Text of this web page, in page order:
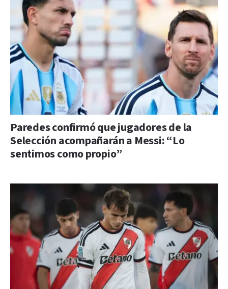
Paredes confirmó que jugadores de la
Selección acompañarán a Messi: “Lo
sentimos como propio”